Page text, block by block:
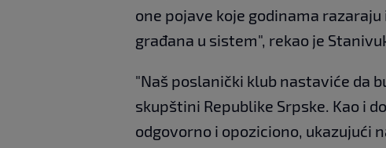
one pojave koje godinama
građana u sistem", rekao je
"Naš poslanički klub nastaviće da
skupštini Republike Srpske. Kao i
odgovorno i opoziciono, ukazujući